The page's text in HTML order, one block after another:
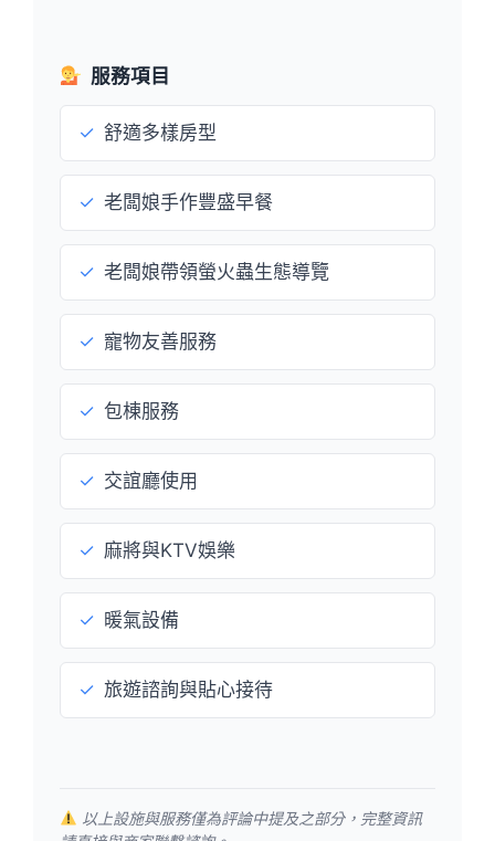
服務項目
✓ 舒適多樣房型
✓ 老闆娘手作豐盛早餐
✓ 老闆娘帶領螢火蟲生態導覽
✓ 寵物友善服務
✓ 包棟服務
✓ 交誼廳使用
✓ 麻將與KTV娛樂
✓ 暖氣設備
✓ 旅遊諮詢與貼心接待
以上設施與服務僅為評論中提及之部分，完整資訊